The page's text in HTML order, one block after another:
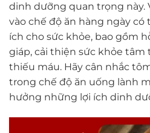
dinh dưỡng quan trọng này.
vào chế độ ăn hàng ngày
ích cho sức khỏe, bao gồm
giáp, cải thiện sức khỏe tâm
thiếu máu. Hãy cân nhắc
trong chế độ ăn uống lành
hưởng những lợi ích dinh